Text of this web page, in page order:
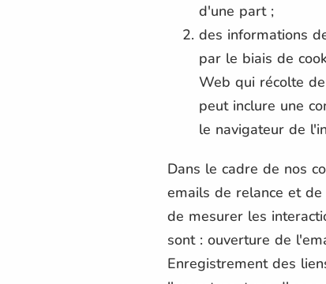
d'une part ;
des informations
par le biais de
Web qui récolte
peut inclure une
le navigateur de
Dans le cadre de nos
emails de relance et
de mesurer les
sont : ouverture de
Enregistrement des